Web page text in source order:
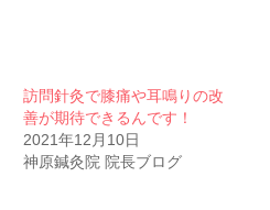
訪問針灸で膝痛や耳鳴りの改
善が期待できるんです！
2021年12月10日
神原鍼灸院 院長ブログ